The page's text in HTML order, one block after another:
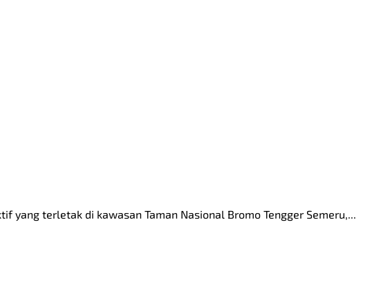
yang terletak di kawasan Taman Nasional Bromo Tengger Semeru,...